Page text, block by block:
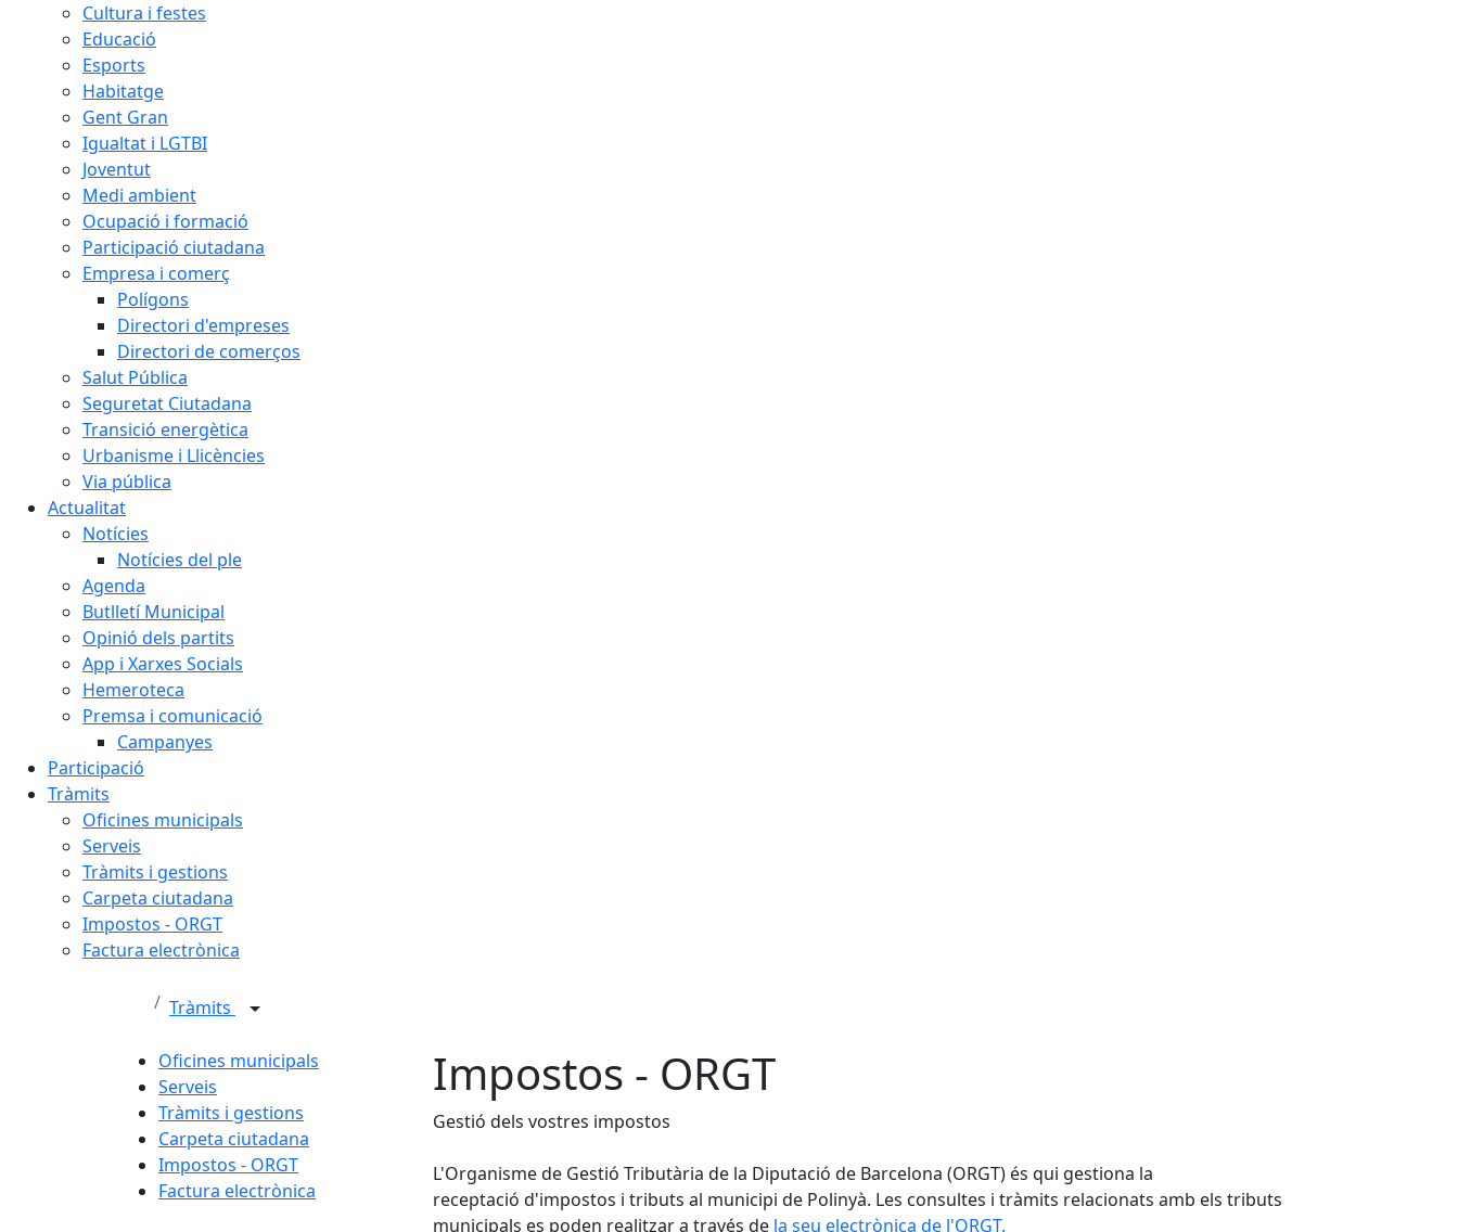
Cultura i festes
Educació
Esports
Habitatge
Gent Gran
Igualtat i LGTBI
Joventut
Medi ambient
Ocupació i formació
Participació ciutadana
Empresa i comerç
Polígons
Directori d'empreses
Directori de comerços
Salut Pública
Seguretat Ciutadana
Transició energètica
Urbanisme i Llicències
Via pública
Actualitat
Notícies
Notícies del ple
Agenda
Butlletí Municipal
Opinió dels partits
App i Xarxes Socials
Hemeroteca
Premsa i comunicació
Campanyes
Participació
Tràmits
Oficines municipals
Serveis
Tràmits i gestions
Carpeta ciutadana
Impostos - ORGT
Factura electrònica
Tràmits
Oficines municipals
Serveis
Tràmits i gestions
Carpeta ciutadana
Impostos - ORGT
Factura electrònica
Impostos - ORGT
Gestió dels vostres impostos
L'Organisme de Gestió Tributària de la Diputació de Barcelona (ORGT) és qui gestiona la
receptació d'impostos i tributs al municipi de Polinyà. Les consultes i tràmits relacionats amb els tributs
municipals es poden realitzar a través de la seu electrònica de l'ORGT.